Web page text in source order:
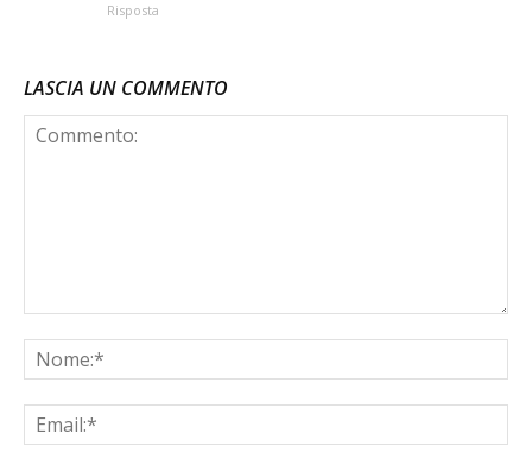
Risposta
LASCIA UN COMMENTO